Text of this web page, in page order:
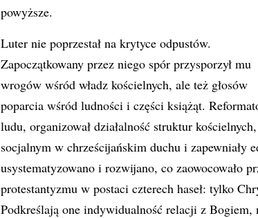
powyższe.
Luter nie poprzestał na krytyce odpustów.
Zapoczątkowany przez niego spór przysporzył mu
wrogów wśród władz kościelnych, ale też głosów
poparcia wśród ludności i części książąt.
ludu, organizował działalność struktur
socjalnym w chrześcijańskim duchu i zapewniały
usystematyzowano i rozwijano, co zaowocowało
protestantyzmu w postaci czterech haseł: tylko
Podkreślają one indywidualność relacji z